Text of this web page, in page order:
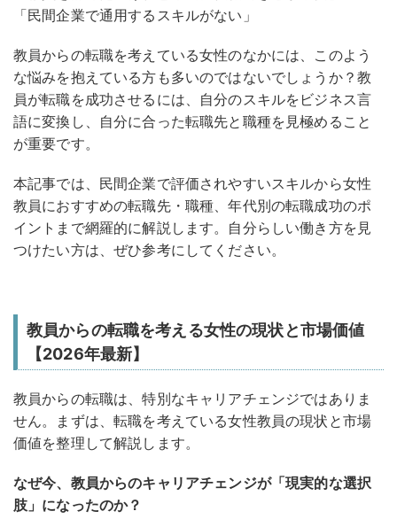
「民間企業で通用するスキルがない」
教員からの転職を考えている女性のなかには、このよう
な悩みを抱えている方も多いのではないでしょうか？教
員が転職を成功させるには、自分のスキルをビジネス言
語に変換し、自分に合った転職先と職種を見極めること
が重要です。
本記事では、民間企業で評価されやすいスキルから女性
教員におすすめの転職先・職種、年代別の転職成功のポ
イントまで網羅的に解説します。自分らしい働き方を見
つけたい方は、ぜひ参考にしてください。
教員からの転職を考える女性の現状と市場価値
【2026年最新】
教員からの転職は、特別なキャリアチェンジではありま
せん。まずは、転職を考えている女性教員の現状と市場
価値を整理して解説します。
なぜ今、教員からのキャリアチェンジが「現実的な選択
肢」になったのか？